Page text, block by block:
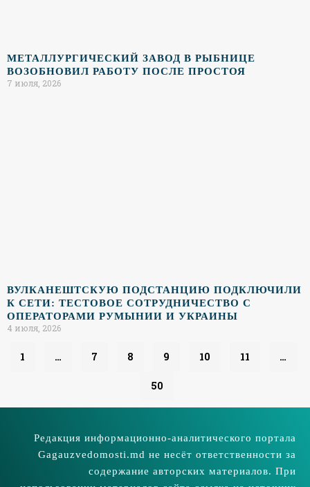
МЕТАЛЛУРГИЧЕСКИЙ ЗАВОД В РЫБНИЦЕ
ВОЗОБНОВИЛ РАБОТУ ПОСЛЕ ПРОСТОЯ
7 июля, 2026
ВУЛКАНЕШТСКУЮ ПОДСТАНЦИЮ ПОДКЛЮЧИЛИ
К СЕТИ: ТЕСТОВОЕ СОТРУДНИЧЕСТВО С
ОПЕРАТОРАМИ РУМЫНИИ И УКРАИНЫ
4 июля, 2026
1 … 7 8 9 10 11 …
50
Редакция информационно-аналитического портала
Gagauzvedomosti.md не несёт ответственности за
содержание авторских материалов. При